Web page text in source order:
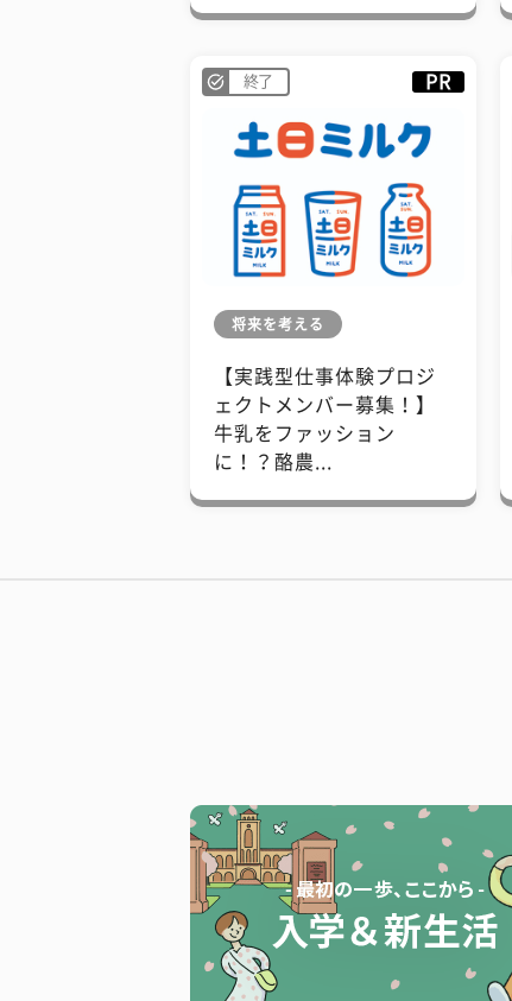
終了 PR
将来を考える
【実践型仕事体験プロジ
ェクトメンバー募集！】
牛乳をファッション
に！？酪農...